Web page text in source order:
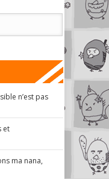
n’est pas
et
ma nana,